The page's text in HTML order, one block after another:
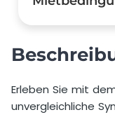
Erleben Sie mit
unvergleichliche
Kaution
Preis pro Extra